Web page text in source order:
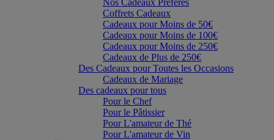
Nos Cadeaux Préférés
Coffrets Cadeaux
Cadeaux pour Moins de 50€
Cadeaux pour Moins de 100€
Cadeaux pour Moins de 250€
Cadeaux de Plus de 250€
Des Cadeaux pour Toutes les Occasions
Cadeaux de Mariage
Des cadeaux pour tous
Pour le Chef
Pour le Pâtissier
Pour L'amateur de Thé
Pour L'amateur de Vin